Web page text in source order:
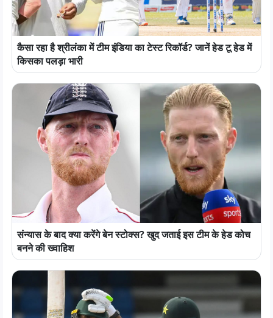
कैसा रहा है श्रीलंका में टीम इंडिया का टेस्ट रिकॉर्ड? जानें हेड टू हेड में
किसका पलड़ा भारी
संन्यास के बाद क्या करेंगे बेन स्टोक्स? खुद जताई इस टीम के हेड कोच
बनने की ख्वाहिश